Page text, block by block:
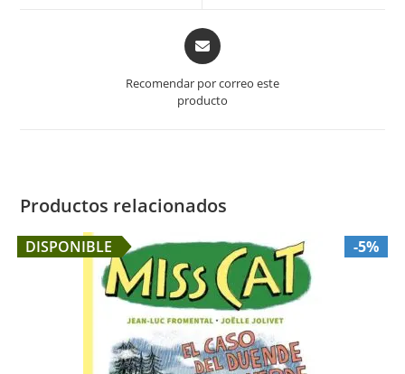
Opens
in
new
Recomendar por correo este
producto
Productos relacionados
DISPONIBLE -5%